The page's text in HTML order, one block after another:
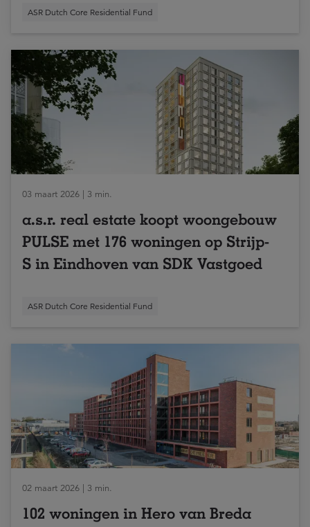
ASR Dutch Core Residential Fund
03 maart 2026 | 3 min.
a.s.r. real estate koopt woongebouw
PULSE met 176 woningen op Strijp-
S in Eindhoven van SDK Vastgoed
ASR Dutch Core Residential Fund
02 maart 2026 | 3 min.
102 woningen in Hero van Breda